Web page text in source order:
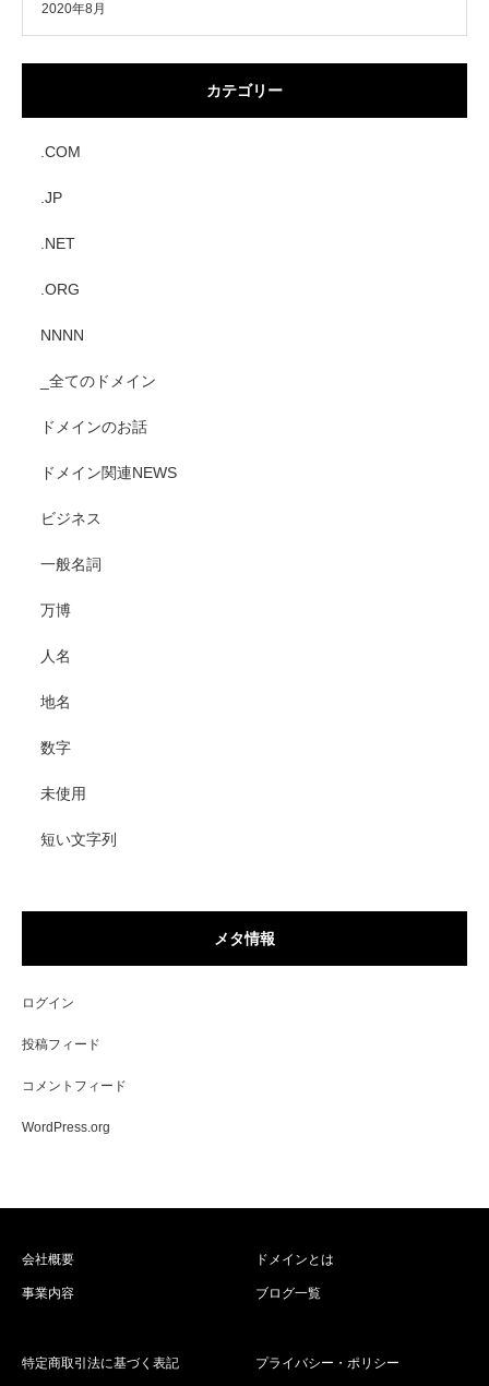
2020年8月
カテゴリー
.COM
.JP
.NET
.ORG
NNNN
_全てのドメイン
ドメインのお話
ドメイン関連NEWS
ビジネス
一般名詞
万博
人名
地名
数字
未使用
短い文字列
メタ情報
ログイン
投稿フィード
コメントフィード
WordPress.org
会社概要
事業内容
ドメインとは
ブログ一覧
特定商取引法に基づく表記 プライバシー・ポリシー